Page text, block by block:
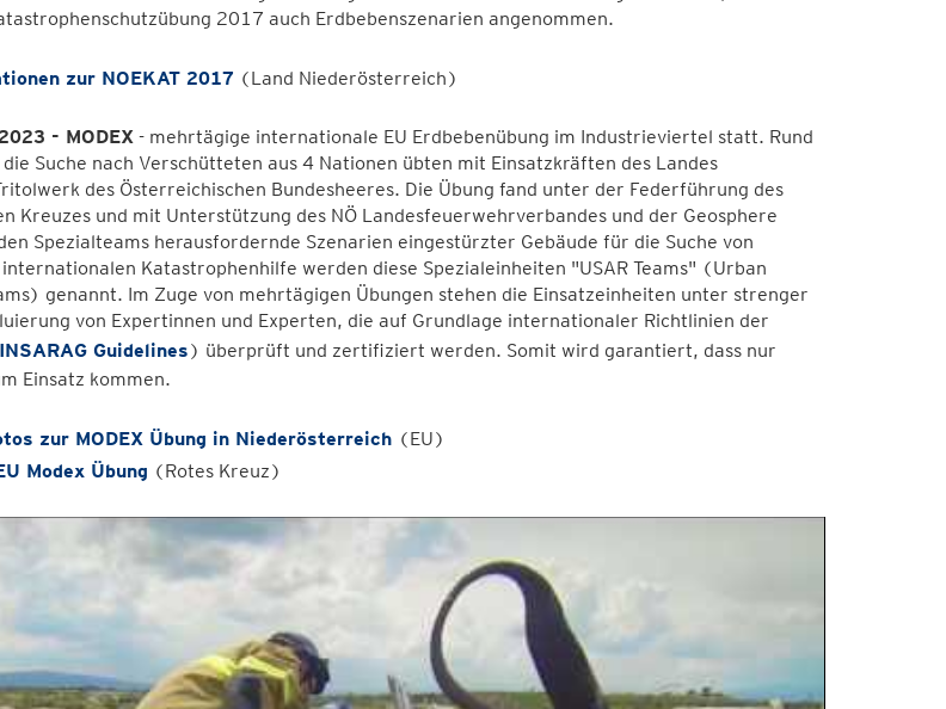
2017 auch Erdbebenszenarien angenommen.
zur NOEKAT 2017 (Land Niederösterreich)
- MODEX- mehrtägige internationale EU Erdbebenübung im Industrieviertel statt. Rund
Suche nach Verschütteten aus 4 Nationen übten mit Einsatzkräften des Landes
des Österreichischen Bundesheeres. Die Übung fand unter der Federführung des
Kreuzes und mit Unterstützung des NÖ Landesfeuerwehrverbandes und der Geosphere
Spezialteams herausfordernde Szenarien eingestürzter Gebäude für die Suche von
Katastrophenhilfe werden diese Spezialeinheiten "USAR Teams" (Urban
genannt. Im Zuge von mehrtägigen Übungen stehen die Einsatzeinheiten unter strenger
von Expertinnen und Experten, die auf Grundlage internationaler Richtlinien der
INSARAG Guidelines) überprüft und zertifiziert werden. Somit wird garantiert, dass nur
Einsatz kommen.
zur MODEX Übung in Niederösterreich (EU)
Modex Übung (Rotes Kreuz)